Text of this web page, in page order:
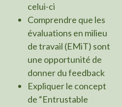
celui-ci
Comprendre que les
évaluations en milieu
de travail (EMiT) sont
une opportunité de
donner du feedback
Expliquer le concept
de “Entrustable